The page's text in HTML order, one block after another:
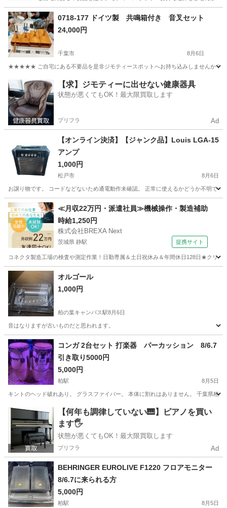
千葉 千葉市 音叉
0718-177 ドイツ製 共鳴箱付き 音叉セット
24,000円
千葉市 8月6日
★★★★★ ご自宅にある不要品を是非ジモティースポットへお持ち込みしませんか？
千葉 千葉市 その他 音叉
【求】ジモティーに出せない健康器具
状態が悪くてもOK！最大限買取します
プリフラ Ad
【オンライン決済】【ジャンク品】Louis LGA-15
アンプ
1,000円
松戸市 8月6日
お譲り物です。 コードなどないため通電動作未確認。 正常に使えるかどうか不明で
千葉 松戸市 アンプ
≪月収22万円・派遣社員≫機械操作・製造補助
時給1,250円
株式会社BREXA Next
茨城県 静駅 提携サイト
コネクタ製造工場の検査や測定作業！日勤専属＆土日祝休み＆年間休日128日★クリ
茨城 常陸大宮市 静駅
オルゴール
1,000円
柏の葉キャンパス駅8月6日
音はなりますが古いものだと思われます。
千葉 柏市 柏の葉キャンパス駅 アクセサリー
コンガ 2台セット 打楽器 パーカッション 8/6.7
引き取り5000円
5,000円
柏駅 8月5日
キントのヘッド破れあり。 グラスファイバー。 本体に割れはありません。 千葉県柏
千葉 柏市 柏駅 打楽器、ドラム
【何年も調律していない🎹】ピアノを買い
ます🖐️
状態が悪くてもOK！最大限買取します
プリフラ Ad
BEHRINGER EUROLIVE F1220 フロアモニター
8/6.7に来られる方
5,000円
柏駅 8月5日